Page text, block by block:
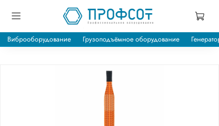
Виброоборудование Грузоподъёмное оборудование